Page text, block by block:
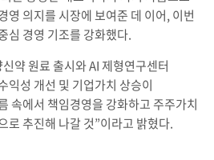
영 의지를 시장에 보여준 데 이어, 이번
심 경영 기조를 강화했다.
약 원료 출시와 AI 제형연구센터
익성 개선 및 기업가치 상승이
속에서 책임경영을 강화하고 주주가치
로 추진해 나갈 것”이라고 밝혔다.